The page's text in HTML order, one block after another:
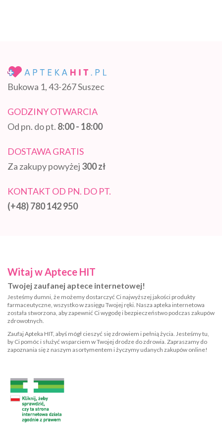
Bukowa 1, 43-267 Suszec
GODZINY OTWARCIA
Od pn. do pt. 8:00 - 18:00
DOSTAWA GRATIS
Za zakupy powyżej 300 zł
KONTAKT OD PN. DO PT.
(+48) 780 142 950
Witaj w Aptece HIT
Twojej zaufanej aptece internetowej!
Jesteśmy dumni, że możemy dostarczyć Ci najwyższej jakości produkty
farmaceutyczne, wszystko w zasięgu Twojej ręki. Nasza apteka internetowa
została stworzona, aby zapewnić Ci wygodę i bezpieczeństwo podczas zakupów
zdrowotnych.
Zaufaj Apteka HIT, abyś mógł cieszyć się zdrowiem i pełnią życia. Jesteśmy tu,
by Ci pomóc i służyć wsparciem w Twojej drodze do zdrowia. Zapraszamy do
zapoznania się z naszym asortymentem i życzymy udanych zakupów online!